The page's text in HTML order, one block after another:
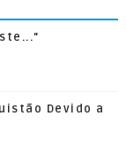
Devido a